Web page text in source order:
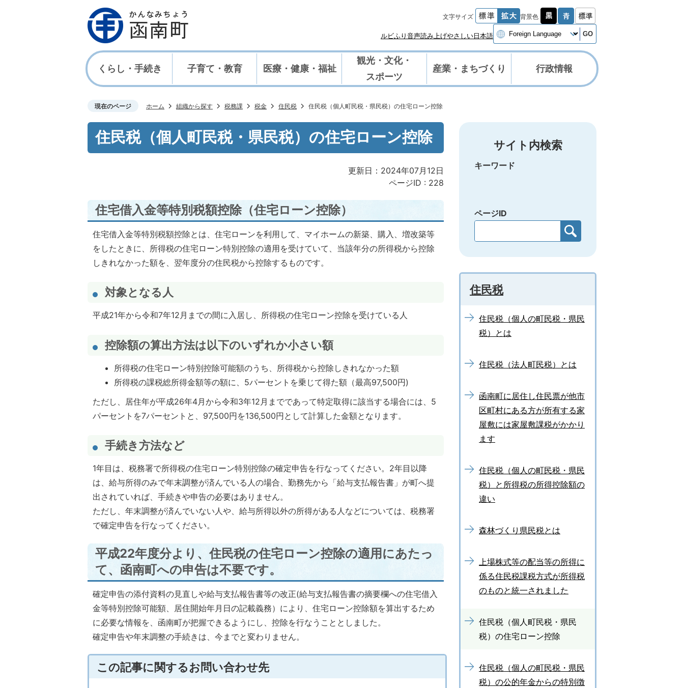
文字サイズ 背景色
ルビふり 音声読み上げやさしい日本語 GO
くらし・手続き 子育て・教育 医療・健康・福祉
観光・文化・
スポーツ
産業・まちづくり 行政情報
現在のページ ホーム 組織から探す 税務課 税金 住民税 住民税（個人町民税・県民税）の住宅ローン控除
住民税（個人町民税・県民税）の住宅ローン控除
更新日：2024年07月12日
ページID : 228
住宅借入金等特別税額控除（住宅ローン控除）
住宅借入金等特別税額控除とは、住宅ローンを利用して、マイホームの新築、購入、増改築等
をしたときに、所得税の住宅ローン特別控除の適用を受けていて、当該年分の所得税から控除
しきれなかった額を、翌年度分の住民税から控除するものです。
対象となる人
平成21年から令和7年12月までの間に入居し、所得税の住宅ローン控除を受けている人
控除額の算出方法は以下のいずれか小さい額
所得税の住宅ローン特別控除可能額のうち、所得税から控除しきれなかった額
所得税の課税総所得金額等の額に、5パーセントを乗じて得た額（最高97,500円)
ただし、居住年が平成26年4月から令和3年12月までであって特定取得に該当する場合には、5
パーセントを7パーセントと、97,500円を136,500円として計算した金額となります。
手続き方法など
1年目は、税務署で所得税の住宅ローン特別控除の確定申告を行なってください。2年目以降
は、給与所得のみで年末調整が済んでいる人の場合、勤務先から「給与支払報告書」が町へ提
出されていれば、手続きや申告の必要はありません。
ただし、年末調整が済んでいない人や、給与所得以外の所得がある人などについては、税務署
で確定申告を行なってください。
平成22年度分より、住民税の住宅ローン控除の適用にあたっ
て、函南町への申告は不要です。
確定申告の添付資料の見直しや給与支払報告書等の改正(給与支払報告書の摘要欄への住宅借入
金等特別控除可能額、居住開始年月日の記載義務）により、住宅ローン控除額を算出するため
に必要な情報を、函南町が把握できるようにし、控除を行なうこととしました。
確定申告や年末調整の手続きは、今までと変わりません。
この記事に関するお問い合わせ先
サイト内検索
キーワード
ページID
住民税
住民税（個人の町民税・県民
税）とは
住民税（法人町民税）とは
函南町に居住し住民票が他市
区町村にある方が所有する家
屋敷には家屋敷課税がかかり
ます
住民税（個人の町民税・県民
税）と所得税の所得控除額の
違い
森林づくり県民税とは
上場株式等の配当等の所得に
係る住民税課税方式が所得税
のものと統一されました
住民税（個人町民税・県民
税）の住宅ローン控除
住民税（個人の町民税・県民
税）の公的年金からの特別徴